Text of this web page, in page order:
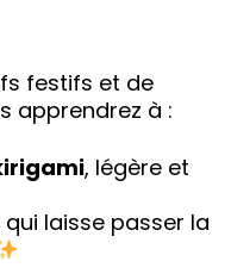
festifs et de
apprendrez à :
, légère et
qui laisse passer la